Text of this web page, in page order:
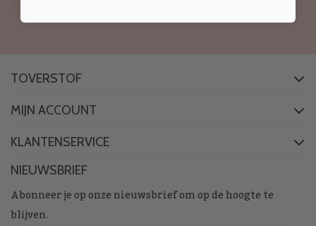
TOVERSTOF
MIJN ACCOUNT
KLANTENSERVICE
NIEUWSBRIEF
Abonneer je op onze nieuwsbrief om op de hoogte te
blijven.